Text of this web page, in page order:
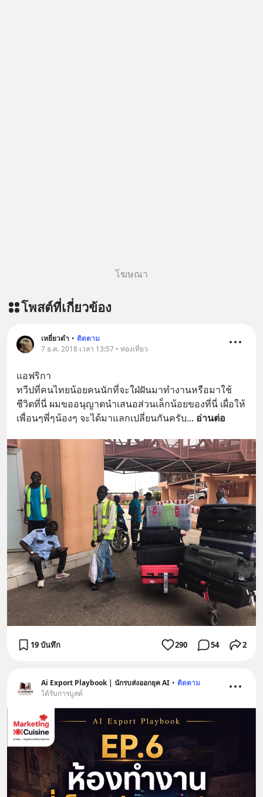
โฆษณา
โพสต์ที่เกี่ยวข้อง
เหยี่ยวดำ • ติดตาม
7 ธ.ค. 2018 เวลา 13:57 • ท่องเที่ยว
แอฟริกา
ทวีปที่คนไทยน้อยคนนักที่จะใฝ่ฝันมาทำงานหรือมาใช้
ชีวิตที่นี่ ผมขออนุญาตนำเสนอส่วนเล็กน้อยของที่นี่ เผื่อให้
เพื่อนๆพี่ๆน้องๆ จะได้มาแลกเปลี่ยนกันครับ... อ่านต่อ
19 บันทึก 290 54 2
Ai Export Playbook | นักรบส่งออกยุค AI • ติดตาม
ได้รับการบูสต์